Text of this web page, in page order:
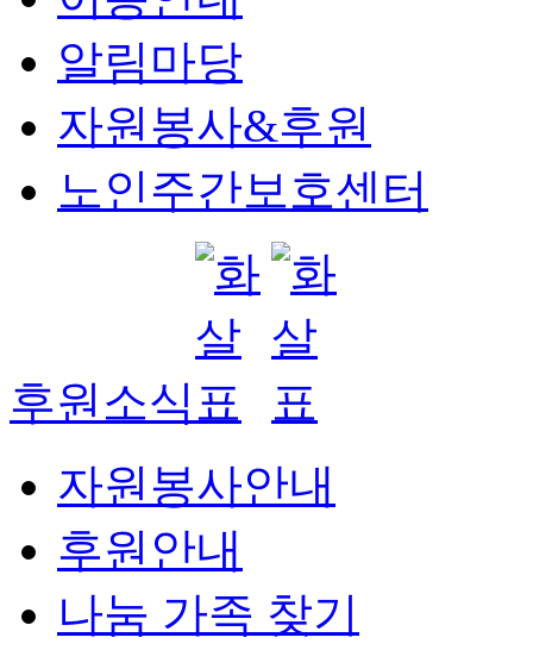
알림마당
자원봉사&후원
노인주간보호센터
후원소식
자원봉사안내
후원안내
나눔 가족 찾기